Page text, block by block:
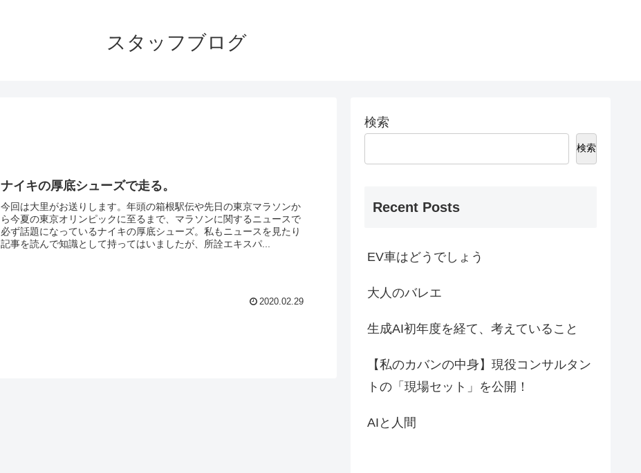
スタッフブログ
ナイキの厚底シューズで走る。
今回は大里がお送りします。年頭の箱根駅伝や先日の東京マラソンか
ら今夏の東京オリンピックに至るまで、マラソンに関するニュースで
必ず話題になっているナイキの厚底シューズ。私もニュースを見たり
記事を読んで知識として持ってはいましたが、所詮エキスパ...
2020.02.29
検索
検索
Recent Posts
EV車はどうでしょう
大人のバレエ
生成AI初年度を経て、考えていること
【私のカバンの中身】現役コンサルタン
トの「現場セット」を公開！
AIと人間